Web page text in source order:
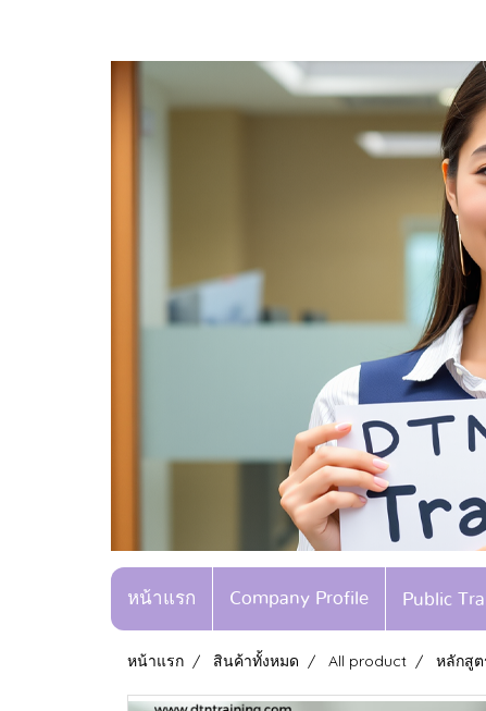
หน้าแรก Company Profile Public
หน้าแรก สินค้าทั้งหมด All product หลักสูต